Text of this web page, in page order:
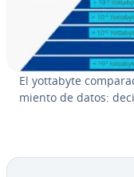
El yottabyte
mie­n­to de datos: